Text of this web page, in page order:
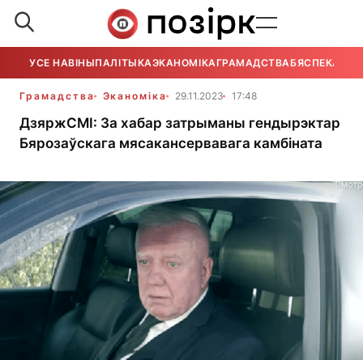
УСЕ НАВІНЫПАЛІТЫКАЭКАНОМІКАГРАМАДСТВАБЯСПЕКА
Грамадства Эканоміка 29.11.2023 17:48
ДзяржСМІ: За хабар затрыманы гендырэктар
Бярозаўскага мясакансервавага камбіната